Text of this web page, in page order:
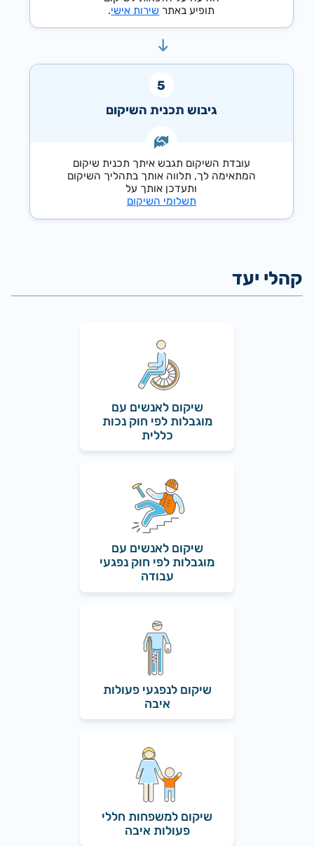
תופיע באתרשירות אישי.
גיבוש תכנית השיקום
עובדת השיקום תגבש איתך תכנית שיקום
המתאימה לך, תלווה אותך בתהליך השיקום
ותעדכן אותך על
תשלומי השיקום
שיקום לאנשים עם
מוגבלות לפי חוק נכות
כללית
שיקום לאנשים עם
מוגבלות לפי חוק נפגעי
עבודה
שיקום לנפגעי פעולות
איבה
שיקום למשפחות חללי
פעולות איבה